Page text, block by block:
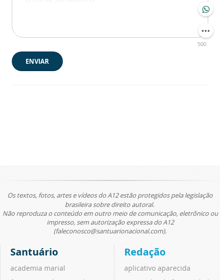
500
ENVIAR
Os textos, fotos, artes e vídeos do A12 estão protegidos pela legislação
brasileira sobre direito autoral.
Não reproduza o conteúdo em outro meio de comunicação, eletrônico ou
impresso, sem autorização expressa do A12
(faleconosco@santuarionacional.com).
Santuário
academia marial
Redação
aplicativo aparecida